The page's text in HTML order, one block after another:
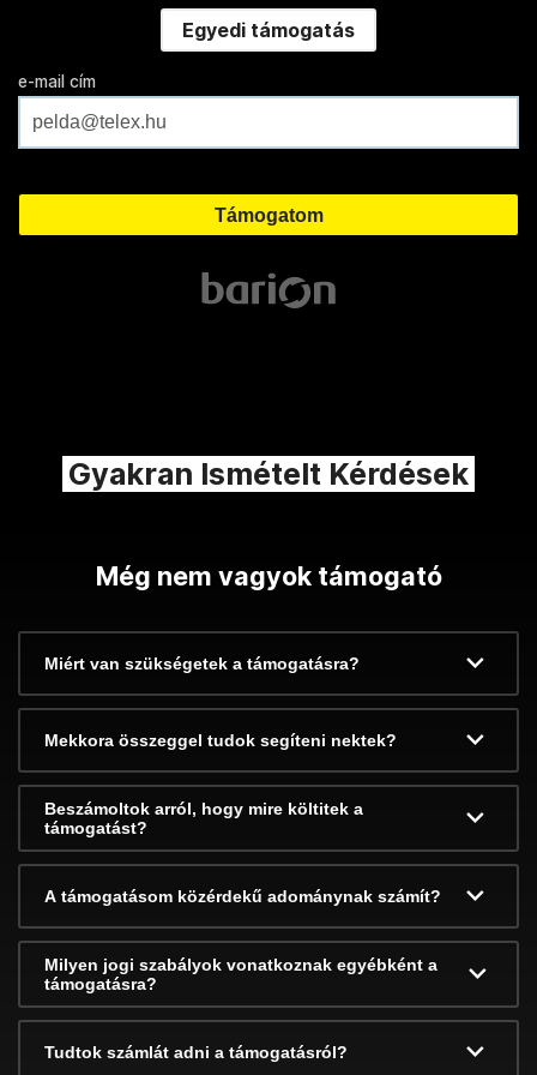
Egyedi támogatás
e-mail cím
Gyakran Ismételt Kérdések
Még nem vagyok támogató
Miért van szükségetek a támogatásra?
Mekkora összeggel tudok segíteni nektek?
Beszámoltok arról, hogy mire költitek a
támogatást?
A támogatásom közérdekű adománynak számít?
Milyen jogi szabályok vonatkoznak egyébként a
támogatásra?
Tudtok számlát adni a támogatásról?